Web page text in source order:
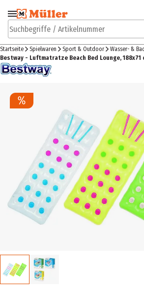
Zur Navigation
springen
Zum
Suchbegriffe / Artikelnummer
Startseite Spielwaren Sport & Outdoor
Wasser- &
Bestway - Luftmatratze Beach Bed Lounge,